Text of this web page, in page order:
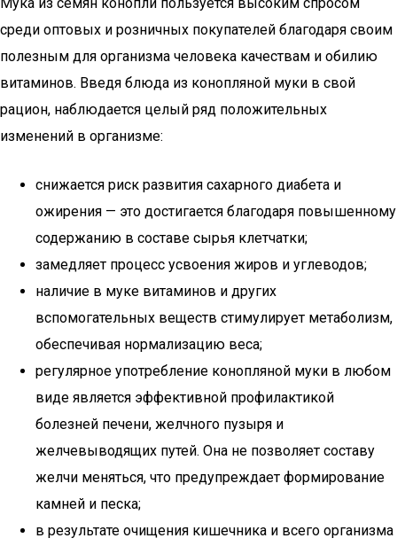
среди оптовых и розничных покупателей благодаря своим
полезным для организма человека качествам и обилию
витаминов. Введя блюда из конопляной муки в свой
рацион, наблюдается целый ряд положительных
изменений в организме:
снижается риск развития сахарного диабета и
ожирения — это достигается благодаря повышенному
содержанию в составе сырья клетчатки;
замедляет процесс усвоения жиров и углеводов;
наличие в муке витаминов и других
вспомогательных веществ стимулирует метаболизм,
обеспечивая нормализацию веса;
регулярное употребление конопляной муки в любом
виде является эффективной профилактикой
болезней печени, желчного пузыря и
желчевыводящих путей. Она не позволяет составу
желчи меняться, что предупреждает формирование
камней и песка;
в результате очищения кишечника и всего организма